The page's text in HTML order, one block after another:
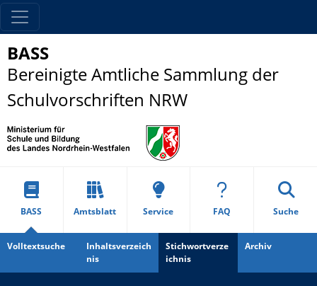
BASS
Bereinigte Amtliche Sammlung der
Schulvorschriften NRW
BASS Amtsblatt Service FAQ Suche
Volltextsuche
Inhaltsverzeich
nis
Stichwortverze
ichnis
Archiv